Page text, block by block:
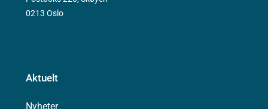
0213 Oslo
Aktuelt
Nyheter